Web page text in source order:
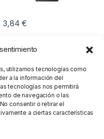
utilizamos tecnologías como
a la información del
tecnologías nos permitirá
de navegación o las
consentir o retirar el
a ciertas características
3,84€